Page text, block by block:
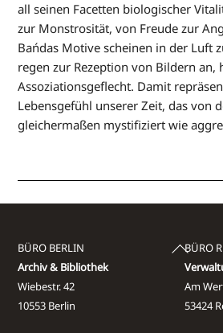
all seinen Facetten biologischer
zur Monstrosität, von Freude zur
Bańdas Motive scheinen in der Luft
regen zur Rezeption von Bildern an,
Assoziationsgeflecht. Damit
Lebensgefühl unserer Zeit, das von
gleichermaßen mystifiziert wie
Back
To
Top
BÜRO BERLIN
Archiv & Bibliothek
Wiebestr. 42
10553 Berlin
BÜRO
Am
53424